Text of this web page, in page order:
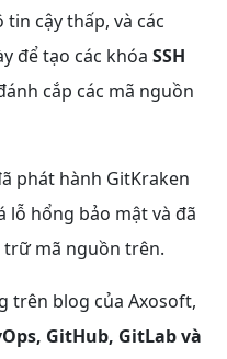
tin cậy thấp, và các
để tạo các khóa SSH
cắp các mã nguồn
phát hành GitKraken
lỗ hổng bảo mật và đã
mã nguồn trên.
trên blog của Axosoft,
GitHub, GitLab và